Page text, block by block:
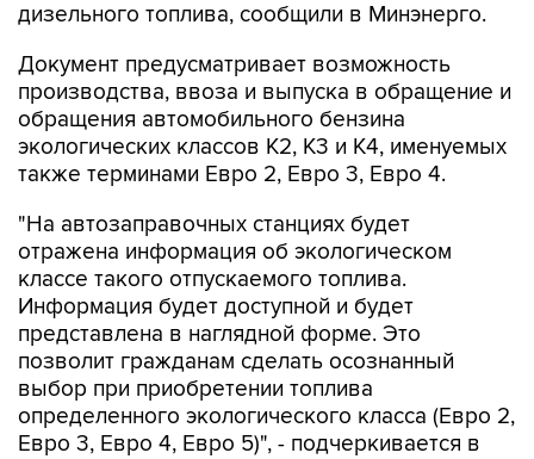
Документ предусматривает возможность
обращения автомобильного бензина
экологических классов К2, К3 и К4, именуемых
также терминами Евро 2, Евро 3, Евро 4.
"На автозаправочных станциях будет
классе такого отпускаемого топлива.
Информация будет доступной и будет
представлена в наглядной форме. Это
позволит гражданам сделать осознанный
выбор при приобретении топлива
определенного экологического класса (Евро 2,
Евро 3, Евро 4, Евро 5)", - подчеркивается в
сообщении.